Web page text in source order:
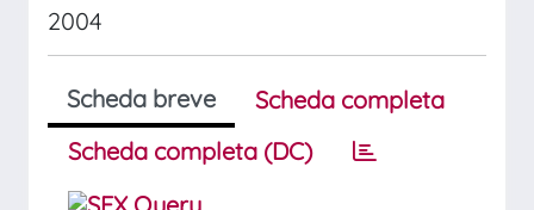
2004
Scheda breve
Scheda completa
Scheda completa (DC)